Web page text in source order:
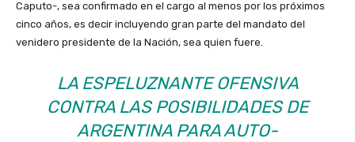
Caputo-, sea confirmado en el cargo al menos por los próximos
cinco años, es decir incluyendo gran parte del mandato del
venidero presidente de la Nación, sea quien fuere.
LA ESPELUZNANTE OFENSIVA
CONTRA LAS POSIBILIDADES DE
ARGENTINA PARA AUTO-